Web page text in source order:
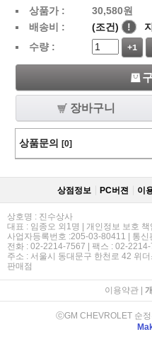
상품가 : 30,580원
배송비 :
(조건) !
수량 :
+1
장바구니
상품문의 [0]
상점정보 PC버젼 이
상호명 : 진수상사
대표 : 임종오 외1명 | 개인정보 보호 책
사업자등록번호 :205-03-80411 | 통
전화 : 02-2214-7567 | 팩스 : 02-
주소 : 서울시 동대문구 한천로 42 위
판매점
이용약관|
ⓒGM CHEVROLET 순정